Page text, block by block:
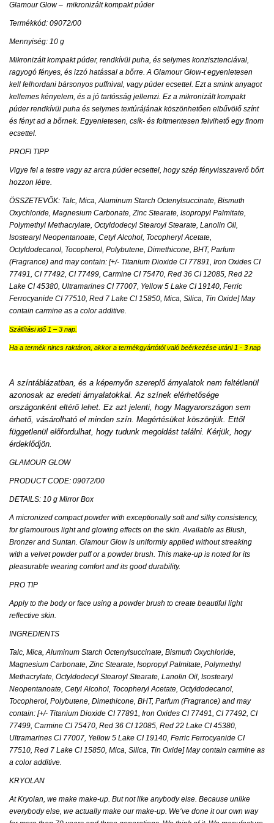
Glamour Glow – mikronizált kompakt púder
Termékkód: 09072/00
Mennyiség: 10 g
Mikronizált kompakt púder, rendkívül puha, és selymes konzisztenciával,
ragyogó fényes, és izzó hatással a bőrre. A Glamour Glow-t egyenletesen
kell felhordani bársonyos puffnival, vagy púder ecsettel. Ezt a smink anyagot
kellemes kényelem, és a jó tartósság jellemzi. Ez a mikronizált kompakt
púder rendkívül puha és selymes textúrájának köszönhetően elbűvölő színt
és fényt ad a bőrnek. Egyenletesen, csík- és foltmentesen felvihető egy finom
ecsettel.
PROFI TIPP
Vigye fel a testre vagy az arcra púder ecsettel, hogy szép fényvisszaverő bőrt
hozzon létre.
ÖSSZETEVŐK: Talc, Mica, Aluminum Starch Octenylsuccinate, Bismuth
Oxychloride, Magnesium Carbonate, Zinc Stearate, Isopropyl Palmitate,
Polymethyl Methacrylate, Octyldodecyl Stearoyl Stearate, Lanolin Oil,
Isostearyl Neopentanoate, Cetyl Alcohol, Tocopheryl Acetate,
Octyldodecanol, Tocopherol, Polybutene, Dimethicone, BHT, Parfum
(Fragrance) and may contain: [+/- Titanium Dioxide CI 77891, Iron Oxides CI
77491, CI 77492, CI 77499, Carmine CI 75470, Red 36 CI 12085, Red 22
Lake CI 45380, Ultramarines CI 77007, Yellow 5 Lake CI 19140, Ferric
Ferrocyanide CI 77510, Red 7 Lake CI 15850, Mica, Silica, Tin Oxide] May
contain carmine as a color additive.
Szállítási idő 1 – 3 nap.
Ha a termék nincs raktáron, akkor a termékgyártótól való beérkezése utáni 1 - 3 nap
A színtáblázatban, és a képernyőn szereplő árnyalatok nem feltétlenül
azonosak az eredeti árnyalatokkal. Az színek elérhetősége
országonként eltérő lehet. Ez azt jelenti, hogy Magyarországon sem
érhető, vásárolható el minden szín. Megértésüket köszönjük. Ettől
függetlenül előfordulhat, hogy tudunk megoldást találni. Kérjük, hogy
érdeklődjön.
GLAMOUR GLOW
PRODUCT CODE: 09072/00
DETAILS: 10 g Mirror Box
A micronized compact powder with exceptionally soft and silky consistency,
for glamourous light and glowing effects on the skin. Available as Blush,
Bronzer and Suntan. Glamour Glow is uniformly applied without streaking
with a velvet powder puff or a powder brush. This make-up is noted for its
pleasurable wearing comfort and its good durability.
PRO TIP
Apply to the body or face using a powder brush to create beautiful light
reflective skin.
INGREDIENTS
Talc, Mica, Aluminum Starch Octenylsuccinate, Bismuth Oxychloride,
Magnesium Carbonate, Zinc Stearate, Isopropyl Palmitate, Polymethyl
Methacrylate, Octyldodecyl Stearoyl Stearate, Lanolin Oil, Isostearyl
Neopentanoate, Cetyl Alcohol, Tocopheryl Acetate, Octyldodecanol,
Tocopherol, Polybutene, Dimethicone, BHT, Parfum (Fragrance) and may
contain: [+/- Titanium Dioxide CI 77891, Iron Oxides CI 77491, CI 77492, CI
77499, Carmine CI 75470, Red 36 CI 12085, Red 22 Lake CI 45380,
Ultramarines CI 77007, Yellow 5 Lake CI 19140, Ferric Ferrocyanide CI
77510, Red 7 Lake CI 15850, Mica, Silica, Tin Oxide] May contain carmine as
a color additive.
KRYOLAN
At Kryolan, we make make-up. But not like anybody else. Because unlike
everybody else, we actually make our make-up. We‘ve done it our own way